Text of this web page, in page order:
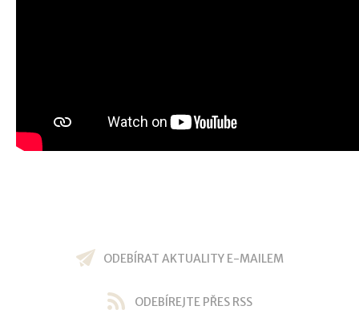
ODEBÍRAT AKTUALITY E-MAILEM
ODEBÍREJTE PŘES RSS